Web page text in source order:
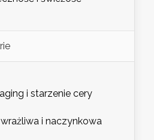
i starzenie cery
i naczynkowa